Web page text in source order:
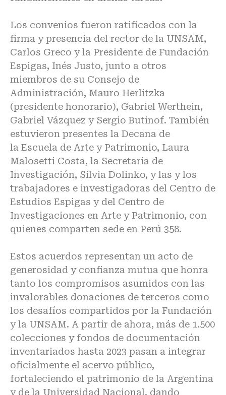
Los convenios fueron ratificados con la
firma y presencia del rector de la UNSAM,
Carlos Greco y la Presidente de Fundación
Espigas, Inés Justo, junto a otros
miembros de su Consejo de
Administración, Mauro Herlitzka
(presidente honorario), Gabriel Werthein,
Gabriel Vázquez y Sergio Butinof. También
estuvieron presentes la Decana de
la Escuela de Arte y Patrimonio, Laura
Malosetti Costa, la Secretaria de
Investigación, Silvia Dolinko, y las y los
trabajadores e investigadoras del Centro de
Estudios Espigas y del Centro de
Investigaciones en Arte y Patrimonio, con
quienes comparten sede en Perú 358.
Estos acuerdos representan un acto de
generosidad y confianza mutua que honra
tanto los compromisos asumidos con las
invalorables donaciones de terceros como
los desafíos compartidos por la Fundación
y la UNSAM. A partir de ahora, más de 1.500
colecciones y fondos de documentación
inventariados hasta 2023 pasan a integrar
oficialmente el acervo público,
fortaleciendo el patrimonio de la Argentina
y de la Universidad Nacional, dando